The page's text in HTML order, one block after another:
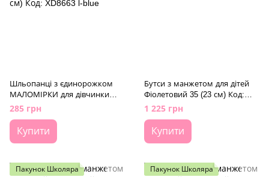
Шльопанці з єдинорожком
МАЛОМІРКИ для дівчинки
Plaazzo Світло-блакитний 32-
33 (19 см) Код: XD8663 l-blue
285 грн
Купити
Бутси з манжетом для дітей
Фіолетовий 35 (23 см) Код:
KRA585 purple
1 225 грн
Купити
Пакунок Школяра Пакунок Школяра